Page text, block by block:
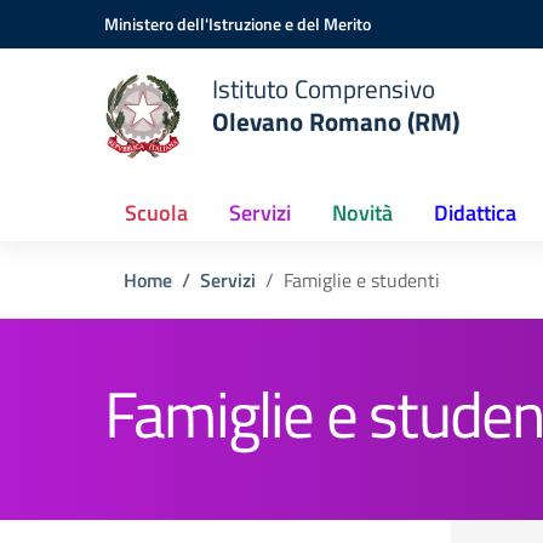
Vai ai contenuti
Vai al menu di navigazioneMinistero dell'Istruzione e del Merito
Istituto Comprensivo
Olevano Romano (RM)
Scuola Servizi Novità Didattica
Home Servizi Famiglie e studenti
Famiglie e